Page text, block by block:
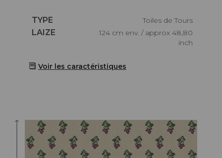
Caractéristiques
TYPE
Toiles de Tours
Caractéristiques
LAIZE
124 cm env. / approx 48,80
inch
Voir les caractéristiques